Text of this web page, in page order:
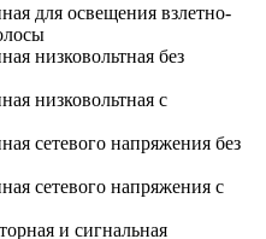
для освещения взлетно-
низковольтная без
низковольтная с
сетевого напряжения без
сетевого напряжения с
и сигнальная